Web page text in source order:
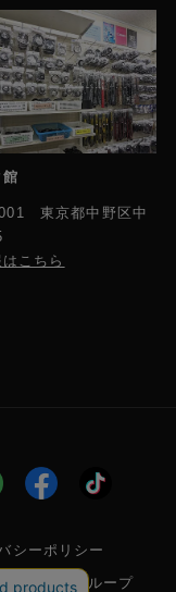
東京都中野区中
こちら
シーポリシー
フジヤグループ